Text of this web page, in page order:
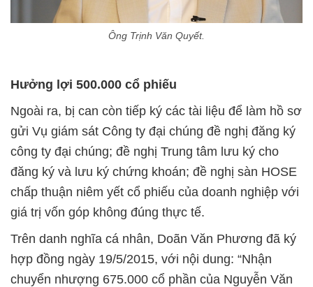
Ông Trịnh Văn Quyết.
Hưởng lợi 500.000 cổ phiếu
Ngoài ra, bị can còn tiếp ký các tài liệu để làm hồ sơ
gửi Vụ giám sát Công ty đại chúng đề nghị đăng ký
công ty đại chúng; đề nghị Trung tâm lưu ký cho
đăng ký và lưu ký chứng khoán; đề nghị sàn HOSE
chấp thuận niêm yết cổ phiếu của doanh nghiệp với
giá trị vốn góp không đúng thực tế.
Trên danh nghĩa cá nhân, Doãn Văn Phương đã ký
hợp đồng ngày 19/5/2015, với nội dung: “Nhận
chuyển nhượng 675.000 cổ phần của Nguyễn Văn